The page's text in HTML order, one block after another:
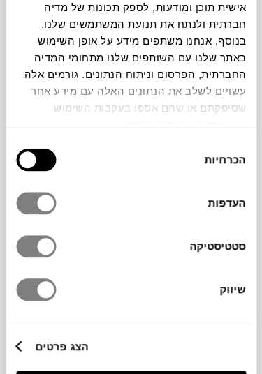
אישית תוכן ומודעות, לספק תכונות של מדיה
חברתית ולנתח את תנועת המשתמשים שלנו.
בנוסף, אנחנו משתפים מידע על אופן השימוש
באתר שלנו עם השותפים שלנו מתחומי המדיה
החברתית, הפרסום וניתוח הנתונים. גורמים אלה
עשויים לשלב את הנתונים האלה עם מידע אחר
שסיפקתם או שהם אספו בעקבות השימוש
הסכמה
הכרחיות
העדפות
סטטיסטיקה
שיווק
הצג פרטים
צבעים
, עשוי
מסגרת פלדה בצורת צינורית דקה, בעוד המושב
עם אריגת חוטים אופקית שמבטיחה גמישות
ועמידות גבוהה בכל תנאי מזג האוויר.